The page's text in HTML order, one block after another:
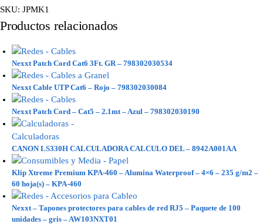
SKU: JPMK1
Productos relacionados
Nexxt Patch Cord Cat6 3Ft. GR – 798302030534
Nexxt Cable UTP Cat6 – Rojo – 798302030084
Nexxt Patch Cord – Cat5 – 2.1mt – Azul – 798302030190
CANON LS330H CALCULADORA CALCULO DEL – 8942A001AA
Klip Xtreme Premium KPA-460 – Alumina Waterproof – 4×6 – 235 g/m2 –
60 hoja(s) – KPA-460
Nexxt – Tapones protectores para cables de red RJ5 – Paquete de 100
unidades – gris – AW103NXT01